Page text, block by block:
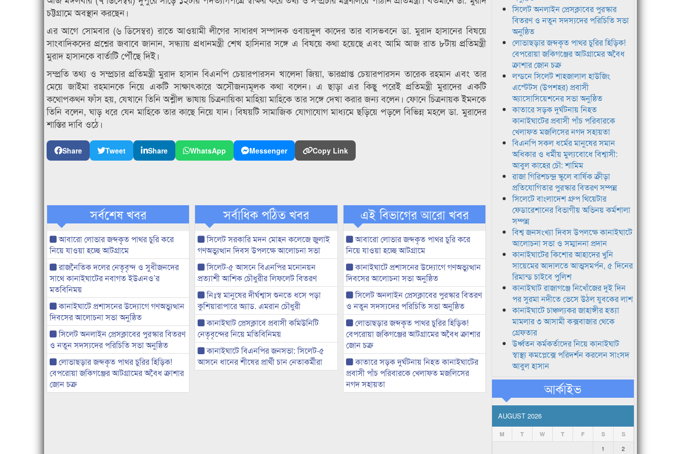
চট্টগ্রামে অবস্থান করছেন।
এর আগে সোমবার (৬ ডিসেম্বর) রাতে আওয়ামী লীগের সাধারণ সম্পাদক ওবায়দুল কাদের তার বাসভবনে ডা. মুরাদ হাসানের বিষয়ে
সাংবাদিকদের প্রশ্নের জবাবে জানান, সন্ধ্যায় প্রধানমন্ত্রী শেখ হাসিনার সঙ্গে এ বিষয়ে কথা হয়েছে এবং আমি আজ রাত ৮টায় প্রতিমন্ত্রী
মুরাদ হাসানকে বার্তাটি পৌঁছে দিই।
সম্প্রতি তথ্য ও সম্প্রচার প্রতিমন্ত্রী মুরাদ হাসান বিএনপি চেয়ারপারসন খালেদা জিয়া, ভারপ্রাপ্ত চেয়ারপারসন তারেক রহমান এবং তার
মেয়ে জাইমা রহমানকে নিয়ে একটি সাক্ষাৎকারে অসৌজন্যমূলক কথা বলেন। এ ছাড়া এর কিছু পরেই প্রতিমন্ত্রী মুরাদের একটি
কথোপকথন ফাঁস হয়, যেখানে তিনি অশ্লীল ভাষায় চিত্রনায়িকা মাহিয়া মাহিকে তার সঙ্গে দেখা করার জন্য বলেন। ফোনে চিত্রনায়ক ইমনকে
তিনি বলেন, ঘাড় ধরে যেন মাহিকে তার কাছে নিয়ে যান। বিষয়টি সামাজিক যোগাযোগ মাধ্যমে ছড়িয়ে পড়লে বিভিন্ন মহলে ডা. মুরাদের
শাস্তির দাবি ওঠে।
Share Tweet Share WhatsApp Messenger Copy Link
সর্বশেষ খবর
আবারো লোভার জব্দকৃত পাথর চুরি করে
নিয়ে যাওয়া হচ্ছে আটগ্রামে
রাজনৈতিক দলের নেতৃবৃন্দ ও সুধীজনদের
সাথে কানাইঘাটের নবাগত ইউএনও’র
মতবিনিময়
কানাইঘাটে প্রশাসনের উদ্যোগে গণঅভ্যুত্থান
দিবসের আলোচনা সভা অনুষ্ঠিত
সিলেট অনলাইন প্রেসক্লাবের পুরস্কার বিতরণ
ও নতুন সদস্যদের পরিচিতি সভা অনুষ্ঠিত
লোভাছড়ার জব্দকৃত পাথর চুরির হিড়িক!
বেপরোয়া জকিগঞ্জের আটগ্রামের অবৈধ ক্রাশার
জোন চক্র
সর্বাধিক পঠিত খবর
সিলেট সরকারি মদন মোহন কলেজে জুলাই
গণঅভ্যুত্থান দিবস উপলক্ষে আলোচনা সভা
সিলেট-৫ আসনে বিএনপির মনোনয়ন
প্রত্যাশী আশিক চৌধুরীর লিফলেট বিতরণ
নিঃস্ব মানুষের দীর্ঘশ্বাস শুনতে ধসে পড়া
কুশিয়ারাপারে অ্যাড. এমরান চৌধুরী
কানাইঘাট প্রেসক্লাবে প্রবাসী কমিউনিটি
নেতৃবৃন্দের নিয়ে মতিবিনিময়
কানাইঘাটে বিএনপির জনসভা: সিলেট-৫
আসনে ধানের শীষের প্রার্থী চান নেতাকর্মীরা
এই বিভাগের আরো খবর
আবারো লোভার জব্দকৃত পাথর চুরি করে
নিয়ে যাওয়া হচ্ছে আটগ্রামে
কানাইঘাটে প্রশাসনের উদ্যোগে গণঅভ্যুত্থান
দিবসের আলোচনা সভা অনুষ্ঠিত
সিলেট অনলাইন প্রেসক্লাবের পুরস্কার বিতরণ
ও নতুন সদস্যদের পরিচিতি সভা অনুষ্ঠিত
লোভাছড়ার জব্দকৃত পাথর চুরির হিড়িক!
বেপরোয়া জকিগঞ্জের আটগ্রামের অবৈধ ক্রাশার
জোন চক্র
কাতারে সড়ক দুর্ঘটনায় নিহত কানাইঘাটের
প্রবাসী পাঁচ পরিবারকে খেলাফত মজলিসের
নগদ সহায়তা
সিলেট অনলাইন প্রেসক্লাবের পুরস্কার
বিতরণ ও নতুন সদস্যদের পরিচিতি সভা
অনুষ্ঠিত
লোভাছড়ার জব্দকৃত পাথর চুরির হিড়িক!
বেপরোয়া জকিগঞ্জের আটগ্রামের অবৈধ
ক্রাশার জোন চক্র
লন্ডনে সিলেট শাহজালাল হাউজিং
এস্টেটস (উপশহর) প্রবাসী
অ্যাসোসিয়েশনের সভা অনুষ্ঠিত
কাতারে সড়ক দুর্ঘটনায় নিহত
কানাইঘাটের প্রবাসী পাঁচ পরিবারকে
খেলাফত মজলিসের নগদ সহায়তা
বিএনপি সকল ধর্মের মানুষের সমান
অধিকার ও ধর্মীয় মুল্যবোধে বিশ্বাসী:
আবুল কাহের চৌ: শামিম
রাজা গিরিশচন্দ্র স্কুলে বার্ষিক ক্রীড়া
প্রতিযোগিতার পুরস্কার বিতরণ সম্পন্ন
সিলেটে বাংলাদেশ গ্রুপ থিয়েটার
ফেডারেশানের বিভাগীয় অভিনয় কর্মশালা
সম্পন্ন
বিশ্ব জনসংখ্যা দিবস উপলক্ষে কানাইঘাটে
আলোচনা সভা ও সম্মাননা প্রদান
কানাইঘাটের কিশোর আহাদের খুনি
সায়েমের আদালতে আত্মসমর্পন, ৫ দিনের
রিমান্ড চাইবে পুলিশ
কানাইঘাট রাজাগঞ্জে নিখোঁজের দুই দিন
পর সুরমা নদীতে ভেসে উঠল যুবকের লাশ
কানাইঘাটে চাঞ্চল্যকর জাহাঙ্গীর হত্যা
মামলার ৩ আসামী কক্সবাজার থেকে
গ্রেফতার
উর্ধ্বতন কর্মকর্তাদের নিয়ে কানাইঘাট
স্বাস্থ্য কমপ্লেক্সে পরিদর্শন করলেন সাংসদ
আবুল হাসান
আর্কাইভ
AUGUST 2026
M T W T F S S
1
2